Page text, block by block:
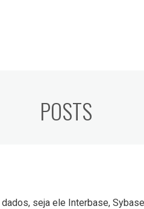
POSTS
seja ele Interbase,